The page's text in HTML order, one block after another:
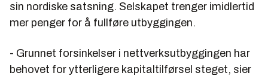
sin nordiske satsning. Selskapet trenger imidlertid
mer penger for å fullføre utbyggingen.
- Grunnet forsinkelser i nettverksutbyggingen har
behovet for ytterligere kapitaltilførsel steget, sier